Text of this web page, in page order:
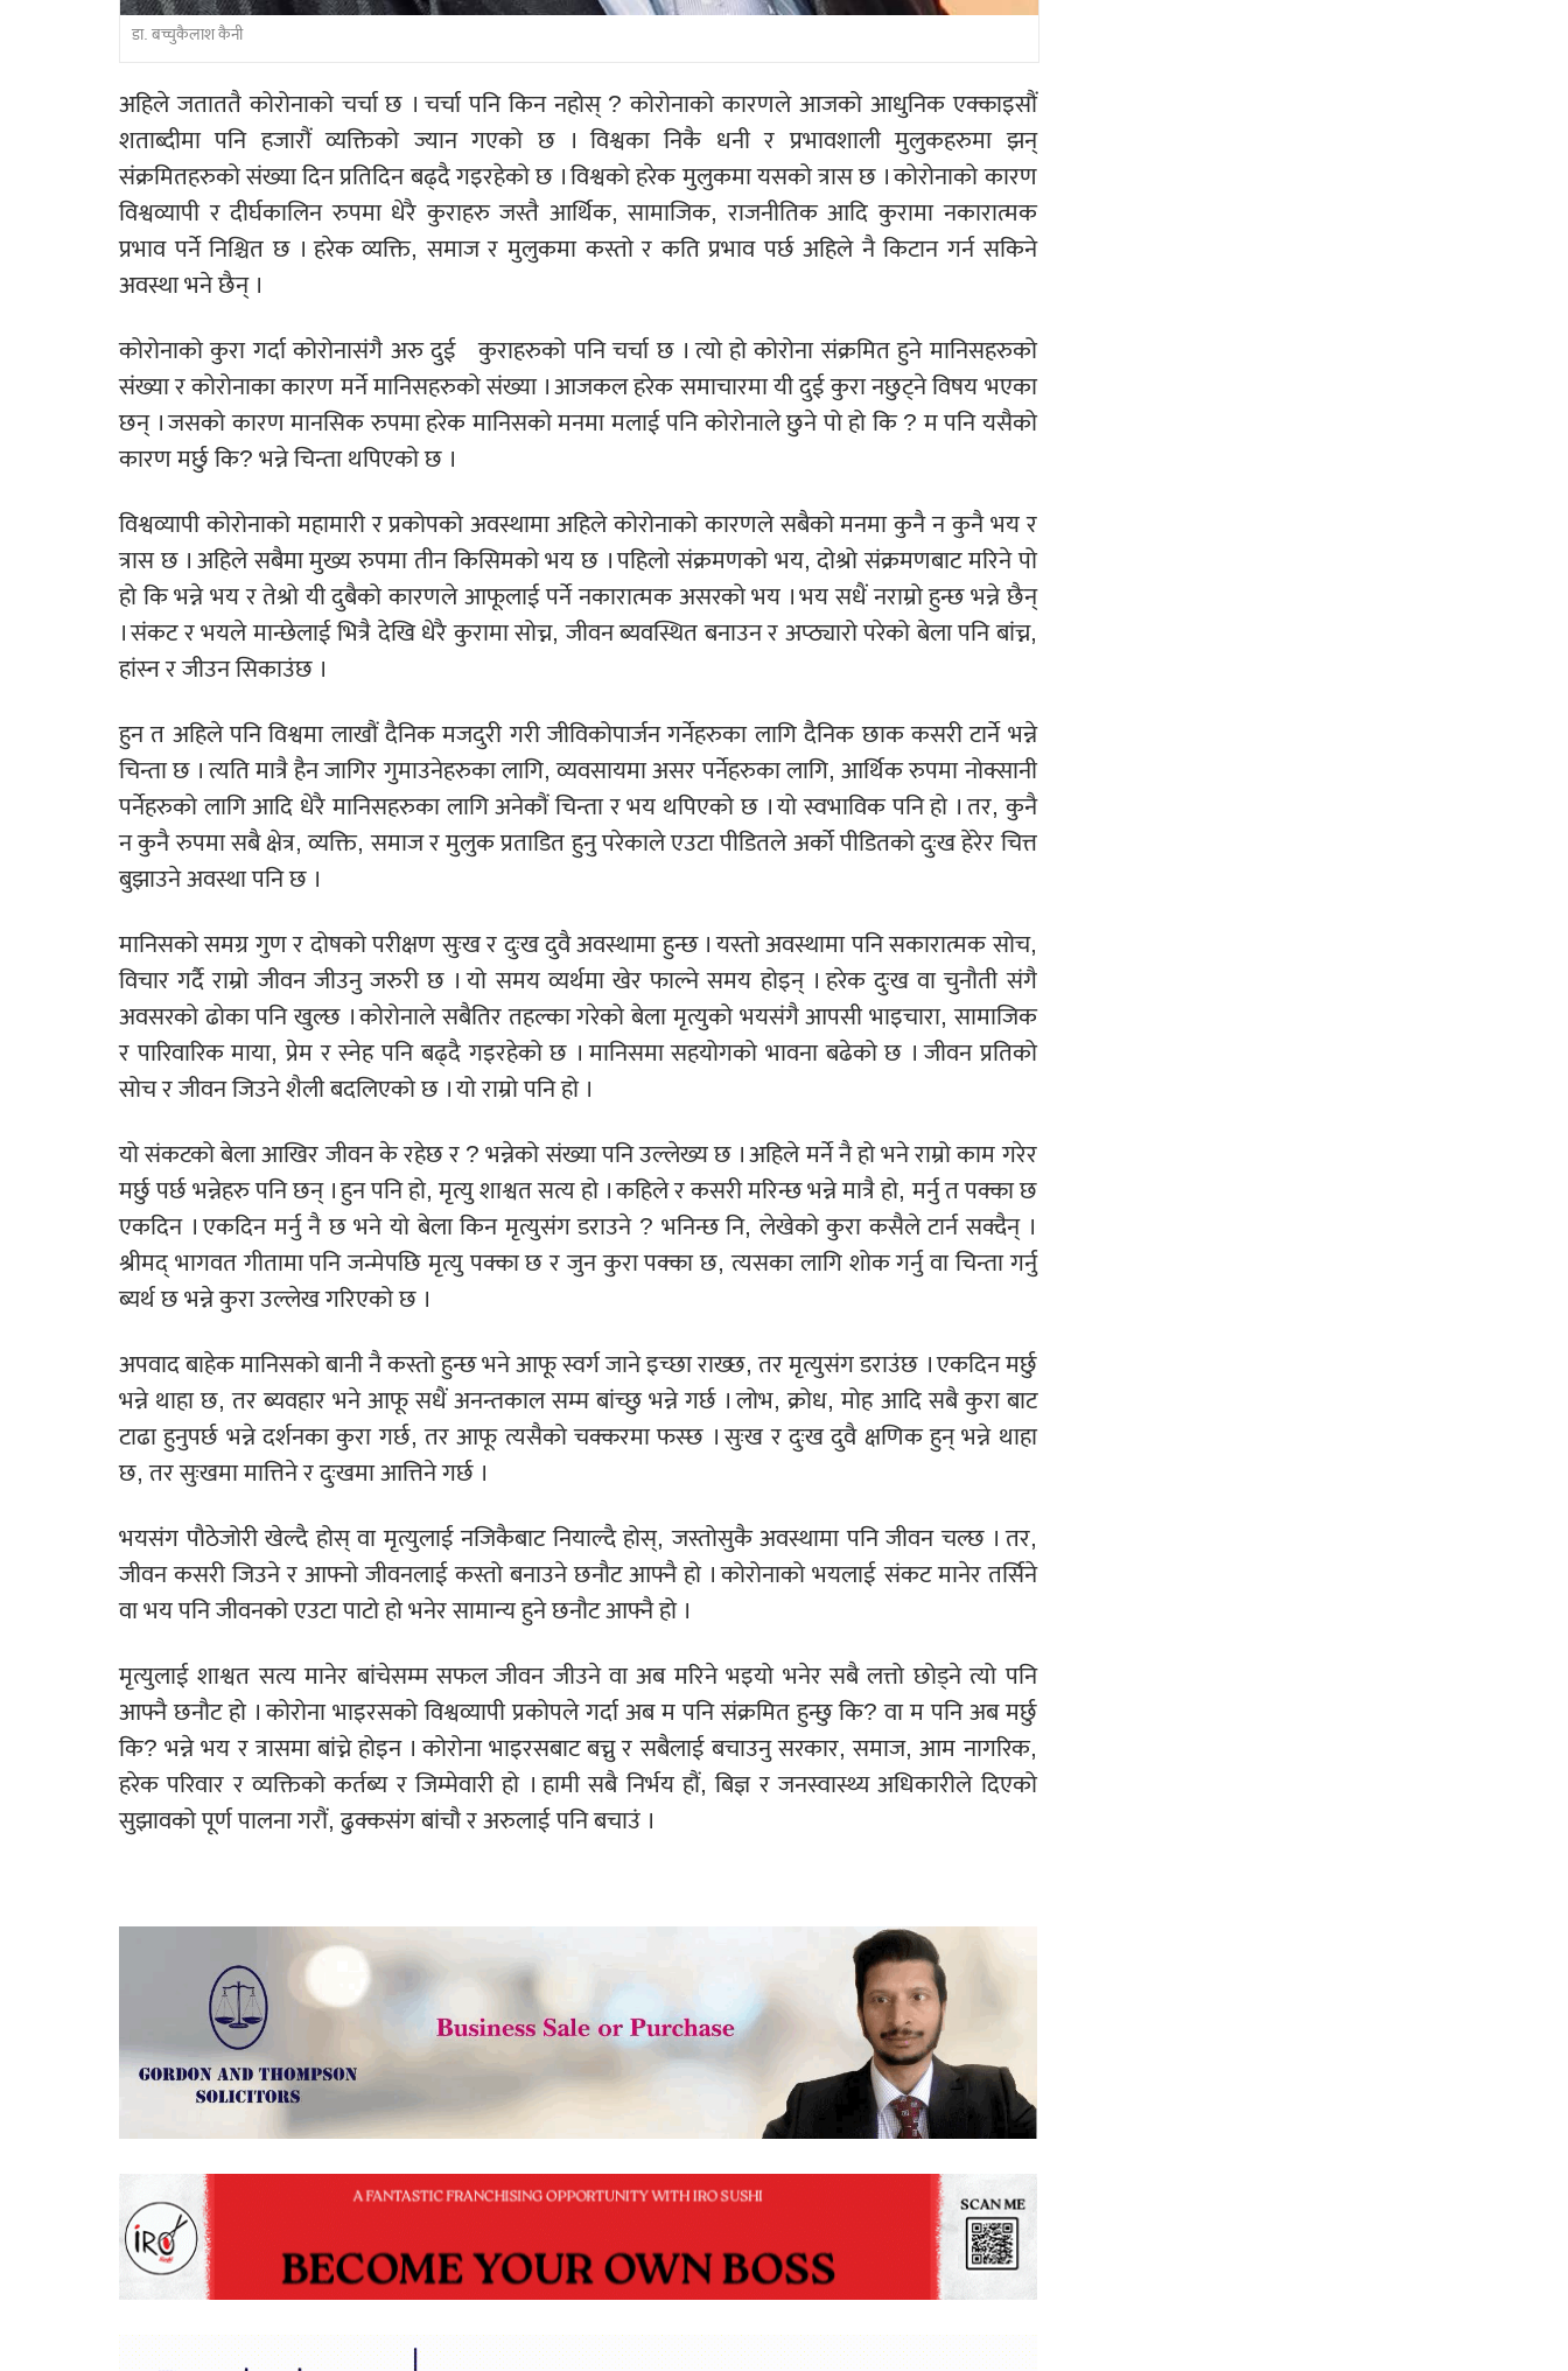
डा. बच्चुकैलाश कैनी
अहिले जताततै कोरोनाको चर्चा छ । चर्चा पनि किन नहोस् ? कोरोनाको कारणले आजको आधुनिक एक्काइसौं
शताब्दीमा पनि हजारौं व्यक्तिको ज्यान गएको छ । विश्वका निकै धनी र प्रभावशाली मुलुकहरुमा झन्
संक्रमितहरुको संख्या दिन प्रतिदिन बढ्दै गइरहेको छ । विश्वको हरेक मुलुकमा यसको त्रास छ । कोरोनाको कारण
विश्वव्यापी र दीर्घकालिन रुपमा धेरै कुराहरु जस्तै आर्थिक, सामाजिक, राजनीतिक आदि कुरामा नकारात्मक
प्रभाव पर्ने निश्चित छ । हरेक व्यक्ति, समाज र मुलुकमा कस्तो र कति प्रभाव पर्छ अहिले नै किटान गर्न सकिने
अवस्था भने छैन् ।
कोरोनाको कुरा गर्दा कोरोनासंगै अरु दुई कुराहरुको पनि चर्चा छ । त्यो हो कोरोना संक्रमित हुने मानिसहरुको
संख्या र कोरोनाका कारण मर्ने मानिसहरुको संख्या । आजकल हरेक समाचारमा यी दुई कुरा नछुट्ने विषय भएका
छन् । जसको कारण मानसिक रुपमा हरेक मानिसको मनमा मलाई पनि कोरोनाले छुने पो हो कि ? म पनि यसैको
कारण मर्छु कि? भन्ने चिन्ता थपिएको छ ।
विश्वव्यापी कोरोनाको महामारी र प्रकोपको अवस्थामा अहिले कोरोनाको कारणले सबैको मनमा कुनै न कुनै भय र
त्रास छ । अहिले सबैमा मुख्य रुपमा तीन किसिमको भय छ । पहिलो संक्रमणको भय, दोश्रो संक्रमणबाट मरिने पो
हो कि भन्ने भय र तेश्रो यी दुबैको कारणले आफूलाई पर्ने नकारात्मक असरको भय । भय सधैं नराम्रो हुन्छ भन्ने छैन्
। संकट र भयले मान्छेलाई भित्रै देखि धेरै कुरामा सोच्न, जीवन ब्यवस्थित बनाउन र अप्ठ्यारो परेको बेला पनि बांच्न,
हांस्न र जीउन सिकाउंछ ।
हुन त अहिले पनि विश्वमा लाखौं दैनिक मजदुरी गरी जीविकोपार्जन गर्नेहरुका लागि दैनिक छाक कसरी टार्ने भन्ने
चिन्ता छ । त्यति मात्रै हैन जागिर गुमाउनेहरुका लागि, व्यवसायमा असर पर्नेहरुका लागि, आर्थिक रुपमा नोक्सानी
पर्नेहरुको लागि आदि धेरै मानिसहरुका लागि अनेकौं चिन्ता र भय थपिएको छ । यो स्वभाविक पनि हो । तर, कुनै
न कुनै रुपमा सबै क्षेत्र, व्यक्ति, समाज र मुलुक प्रताडित हुनु परेकाले एउटा पीडितले अर्को पीडितको दुःख हेरेर चित्त
बुझाउने अवस्था पनि छ ।
मानिसको समग्र गुण र दोषको परीक्षण सुःख र दुःख दुवै अवस्थामा हुन्छ । यस्तो अवस्थामा पनि सकारात्मक सोच,
विचार गर्दै राम्रो जीवन जीउनु जरुरी छ । यो समय व्यर्थमा खेर फाल्ने समय होइन् । हरेक दुःख वा चुनौती संगै
अवसरको ढोका पनि खुल्छ । कोरोनाले सबैतिर तहल्का गरेको बेला मृत्युको भयसंगै आपसी भाइचारा, सामाजिक
र पारिवारिक माया, प्रेम र स्नेह पनि बढ्दै गइरहेको छ । मानिसमा सहयोगको भावना बढेको छ । जीवन प्रतिको
सोच र जीवन जिउने शैली बदलिएको छ । यो राम्रो पनि हो ।
यो संकटको बेला आखिर जीवन के रहेछ र ? भन्नेको संख्या पनि उल्लेख्य छ । अहिले मर्ने नै हो भने राम्रो काम गरेर
मर्छु पर्छ भन्नेहरु पनि छन् । हुन पनि हो, मृत्यु शाश्वत सत्य हो । कहिले र कसरी मरिन्छ भन्ने मात्रै हो, मर्नु त पक्का छ
एकदिन । एकदिन मर्नु नै छ भने यो बेला किन मृत्युसंग डराउने ? भनिन्छ नि, लेखेको कुरा कसैले टार्न सक्दैन् ।
श्रीमद् भागवत गीतामा पनि जन्मेपछि मृत्यु पक्का छ र जुन कुरा पक्का छ, त्यसका लागि शोक गर्नु वा चिन्ता गर्नु
ब्यर्थ छ भन्ने कुरा उल्लेख गरिएको छ ।
अपवाद बाहेक मानिसको बानी नै कस्तो हुन्छ भने आफू स्वर्ग जाने इच्छा राख्छ, तर मृत्युसंग डराउंछ । एकदिन मर्छु
भन्ने थाहा छ, तर ब्यवहार भने आफू सधैं अनन्तकाल सम्म बांच्छु भन्ने गर्छ । लोभ, क्रोध, मोह आदि सबै कुरा बाट
टाढा हुनुपर्छ भन्ने दर्शनका कुरा गर्छ, तर आफू त्यसैको चक्करमा फस्छ । सुःख र दुःख दुवै क्षणिक हुन् भन्ने थाहा
छ, तर सुःखमा मात्तिने र दुःखमा आत्तिने गर्छ ।
भयसंग पौठेजोरी खेल्दै होस् वा मृत्युलाई नजिकैबाट नियाल्दै होस्, जस्तोसुकै अवस्थामा पनि जीवन चल्छ । तर,
जीवन कसरी जिउने र आफ्नो जीवनलाई कस्तो बनाउने छनौट आफ्नै हो । कोरोनाको भयलाई संकट मानेर तर्सिने
वा भय पनि जीवनको एउटा पाटो हो भनेर सामान्य हुने छनौट आफ्नै हो ।
मृत्युलाई शाश्वत सत्य मानेर बांचेसम्म सफल जीवन जीउने वा अब मरिने भइयो भनेर सबै लत्तो छोड्ने त्यो पनि
आफ्नै छनौट हो । कोरोना भाइरसको विश्वव्यापी प्रकोपले गर्दा अब म पनि संक्रमित हुन्छु कि? वा म पनि अब मर्छु
कि? भन्ने भय र त्रासमा बांच्ने होइन । कोरोना भाइरसबाट बच्नु र सबैलाई बचाउनु सरकार, समाज, आम नागरिक,
हरेक परिवार र व्यक्तिको कर्तब्य र जिम्मेवारी हो । हामी सबै निर्भय हौं, बिज्ञ र जनस्वास्थ्य अधिकारीले दिएको
सुझावको पूर्ण पालना गरौं, ढुक्कसंग बांचौ र अरुलाई पनि बचाउं ।